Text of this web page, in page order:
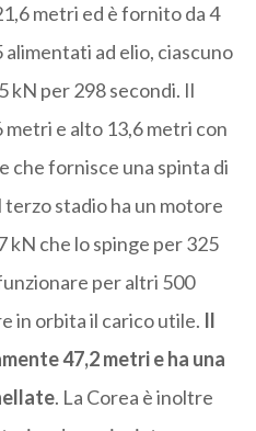
metri ed è fornito da 4
ad elio, ciascuno
kN per 298 secondi. Il
metri e alto 13,6 metri con
che fornisce una spinta di
stadio ha un motore
kN che lo spinge per 325
per altri 500
in orbita il carico utile. Il
47,2 metri e ha una
. La Corea è inoltre